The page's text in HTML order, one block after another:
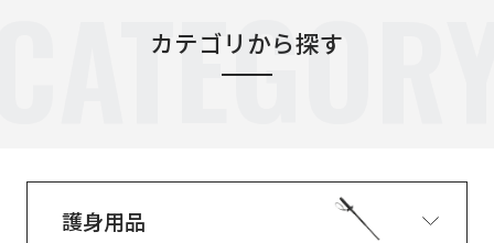
カテゴリから探す
護身用品